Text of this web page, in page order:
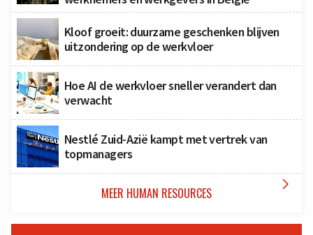
Kloof groeit: duurzame geschenken blijven
uitzondering op de werkvloer
Hoe AI de werkvloer sneller verandert dan
verwacht
Nestlé Zuid-Azië kampt met vertrek van
topmanagers
MEER HUMAN RESOURCES 